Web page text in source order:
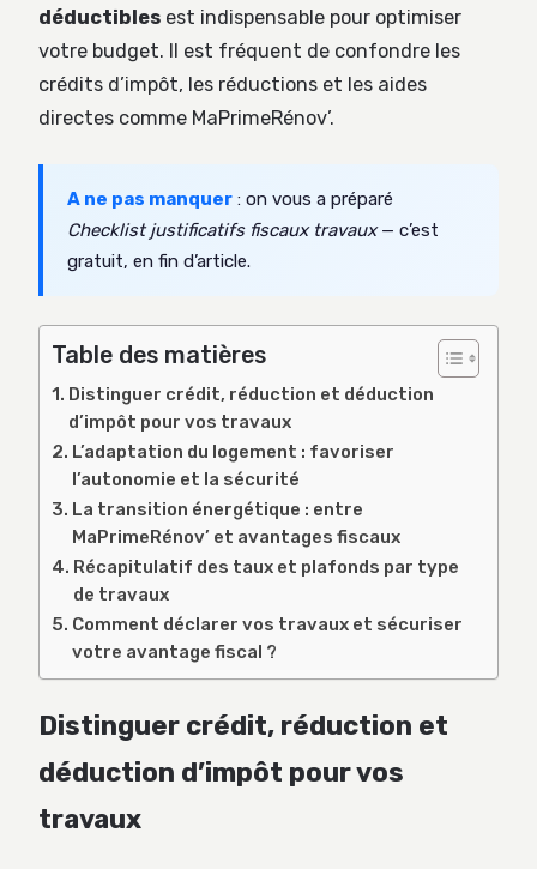
déductibles est indispensable pour optimiser
votre budget. Il est fréquent de confondre les
crédits d’impôt, les réductions et les aides
directes comme MaPrimeRénov’.
A ne pas manquer : on vous a préparé
Checklist justificatifs fiscaux travaux— c’est
gratuit, en fin d’article.
Table des matières
Distinguer crédit, réduction et déduction
d’impôt pour vos travaux
L’adaptation du logement : favoriser
l’autonomie et la sécurité
La transition énergétique : entre
MaPrimeRénov’ et avantages fiscaux
Récapitulatif des taux et plafonds par type
de travaux
Comment déclarer vos travaux et sécuriser
votre avantage fiscal ?
Distinguer crédit, réduction et
déduction d’impôt pour vos
travaux